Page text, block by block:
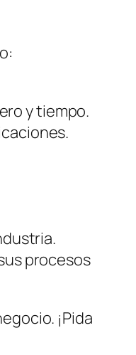
y tiempo.
procesos
¡Pida